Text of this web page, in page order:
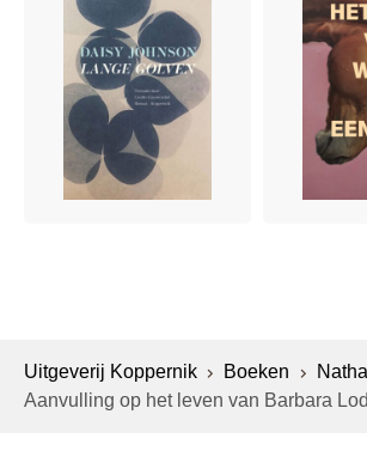
Uitgeverij Koppernik Boeken
Aanvulling op het leven van Barbara